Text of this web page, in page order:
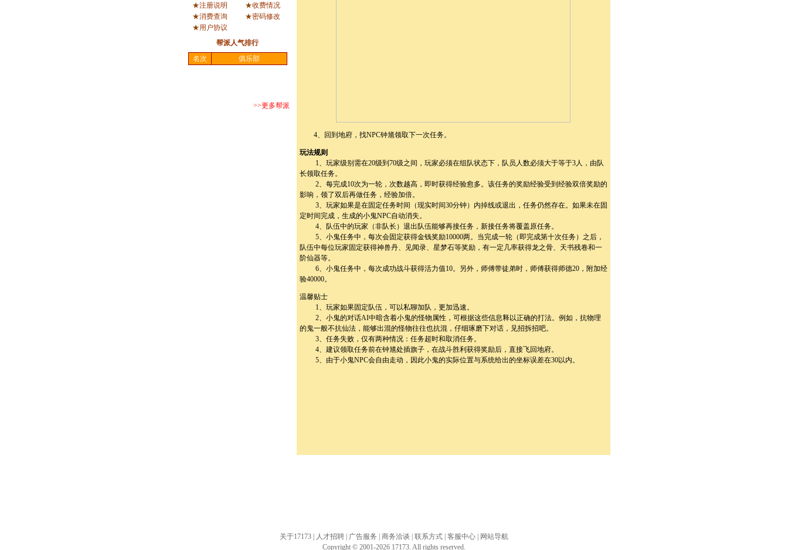
★注册说明 ★收费情况
★消费查询 ★密码修改
★用户协议
帮派人气排行
名次
俱乐部
>>更多帮派
4、回到地府，找NPC钟馗领取下一次任务。
玩法规则
1、玩家级别需在20级到70级之间，玩家必须在组队状态下，队员人数必须大于等于3人，由队
长领取任务。
2、每完成10次为一轮，次数越高，即时获得经验愈多。该任务的奖励经验受到经验双倍奖励的
影响，领了双后再做任务，经验加倍。
3、玩家如果是在固定任务时间（现实时间30分钟）内掉线或退出，任务仍然存在。如果未在固
定时间完成，生成的小鬼NPC自动消失。
4、队伍中的玩家（非队长）退出队伍能够再接任务，新接任务将覆盖原任务。
5、小鬼任务中，每次会固定获得金钱奖励10000两。当完成一轮（即完成第十次任务）之后，
队伍中每位玩家固定获得神兽丹、见闻录、星梦石等奖励，有一定几率获得龙之骨、天书残卷和一
阶仙器等。
6、小鬼任务中，每次成功战斗获得活力值10。另外，师傅带徒弟时，师傅获得师德20，附加经
验40000。
温馨贴士
1、玩家如果固定队伍，可以私聊加队，更加迅速。
2、小鬼的对话AI中暗含着小鬼的怪物属性，可根据这些信息释以正确的打法。例如，抗物理
的鬼一般不抗仙法，能够出混的怪物往往也抗混，仔细琢磨下对话，见招拆招吧。
3、任务失败，仅有两种情况：任务超时和取消任务。
4、建议领取任务前在钟馗处插旗子，在战斗胜利获得奖励后，直接飞回地府。
5、由于小鬼NPC会自由走动，因此小鬼的实际位置与系统给出的坐标误差在30以内。
关于17173 人才招聘 广告服务 商务洽谈 联系方式 客服中心
网站导航
Copyright © 2001-2026 17173. All rights reserved.